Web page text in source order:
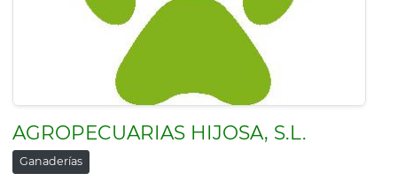
AGROPECUARIAS HIJOSA, S.L.
Ganaderías